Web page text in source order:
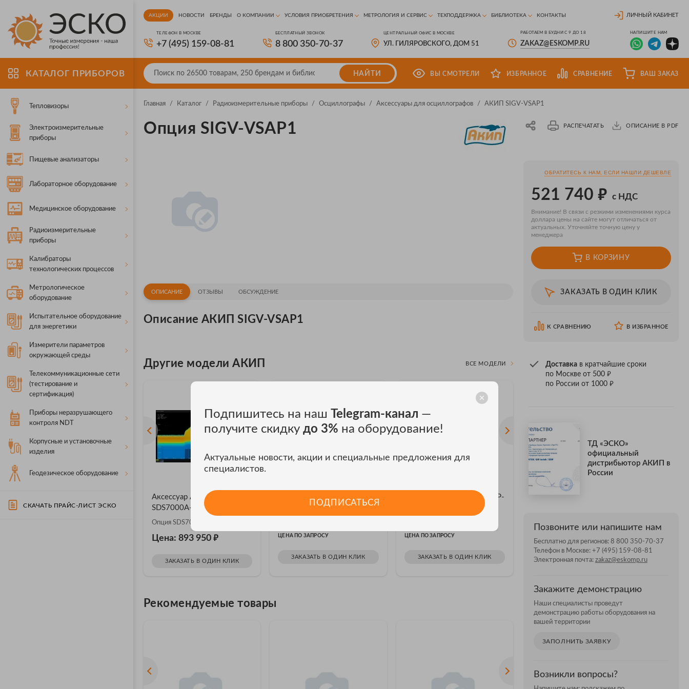
КАТАЛОГ ПРИБОРОВ
Тепловизоры
Электроизмерительные
приборы
Пищевые анализаторы
Лабораторное оборудование
Медицинское оборудование
Радиоизмерительные
приборы
Калибраторы
технологических процессов
Метрологическое
оборудование
Испытательное оборудование
для энергетики
Измерители параметров
окружающей среды
Телекоммуникационные сети
(тестирование и
сертификация)
Приборы неразрушающего
контроля NDT
Корпусные и установочные
изделия
Геодезическое оборудование
СКАЧАТЬ ПРАЙС-ЛИСТ ЭСКО
АКЦИИ НОВОСТИ БРЕНДЫ О КОМПАНИИ УСЛОВИЯ ПРИОБРЕТЕНИЯ МЕТРОЛОГИЯ И СЕРВИС ТЕХПОДДЕРЖКА БИБЛИОТЕКА КОНТАКТЫ ЛИЧНЫЙ КАБИНЕТ
ТЕЛЕФОН В МОСКВЕ
+7 (495) 159-08-81
БЕСПЛАТНЫЙ ЗВОНОК
8 800 350-70-37
ЦЕНТРАЛЬНЫЙ ОФИС В МОСКВЕ
УЛ. ГИЛЯРОВСКОГО, ДОМ 51
РАБОТАЕМ В БУДНИ С 9 ДО 18
ZAKAZ@ESKOMP.RU
НАПИШИТЕ НАМ
НАЙТИ ВЫ СМОТРЕЛИ ИЗБРАННОЕ СРАВНЕНИЕ ВАШ ЗАКАЗ
Главная / Каталог / Радиоизмерительные приборы / Осциллографы / Аксессуары для осциллографов / АКИП SIGV-VSAP1
Опция SIGV-VSAP1 РАСПЕЧАТАТЬ ОПИСАНИЕ В PDF
ОПИСАНИЕ ОТЗЫВЫ ОБСУЖДЕНИЕ
Описание АКИП SIGV-VSAP1
Другие модели АКИП ВСЕ МОДЕЛИ
Аксессуар АКИП
SDS7000A-RFA
Опция SDS7000A-RFA
Цена: 893 950 ₽
ЗАКАЗАТЬ В ОДИН КЛИК
Аксессуар АКИП SAP2-SAP-
ЦЕНА ПО ЗАПРОСУ
ЗАКАЗАТЬ В ОДИН КЛИК
Аксессуар АКИП SAP2-SAP-
ЦЕНА ПО ЗАПРОСУ
ЗАКАЗАТЬ В ОДИН КЛИК
НА УДАЛЁННОМ СКЛАДЕ 3 ШТ.
Цена: 153 140₽
ЗАКАЗАТЬ В ОДИН КЛИК
Цена:
Рекомендуемые товары
ОБРАТИТЕСЬ К НАМ, ЕСЛИ НАШЛИ ДЕШЕВЛЕ
521 740 ₽ с НДС
Внимание! В связи с резкими изменениями курса
доллара цены на сайте могут отличаться от
актуальных. Уточняйте точную цену у
менеджера
В КОРЗИНУ
ЗАКАЗАТЬ В ОДИН КЛИК
К СРАВНЕНИЮ В ИЗБРАННОЕ
Доставкав кратчайшие сроки
по Москве от 500 ₽
по России от 1000 ₽
ТД «ЭСКО»
официальный
дистрибьютор АКИП в
России
Позвоните или напишите нам
Бесплатно для регионов: 8 800 350-70-37
Телефон в Москве: +7 (495) 159-08-81
Электронная почта: zakaz@eskomp.ru
Закажите демонстрацию
Наши специалисты проведут
демонстрацию работы оборудования на
вашей территории
ЗАПОЛНИТЬ ЗАЯВКУ
Возникли вопросы?
Подпишитесь на наш Telegram-канал —
получите скидку до 3% на оборудование!
Актуальные новости, акции и специальные предложения для
специалистов.
ПОДПИСАТЬСЯ